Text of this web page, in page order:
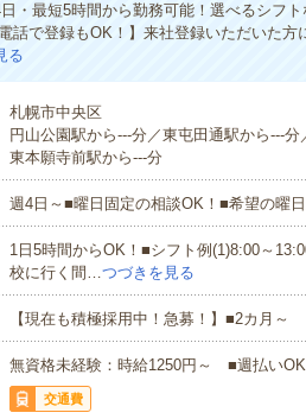
・最短5時間から勤務可能！選べるシフ
話で登録もOK！】来社登録いただいた
る
札幌市中央区
円山公園駅から---分／東屯田通駅から---
東本願寺前駅から---分
週4日～■曜日固定の相談OK！■希望の曜
1日5時間からOK！■シフト例(1)8:00～
校に行く間…つづきを見る
【現在も積極採用中！急募！】■2カ月～
無資格未経験：時給1250円～ ■週払い
交通費